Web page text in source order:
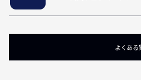
よくある